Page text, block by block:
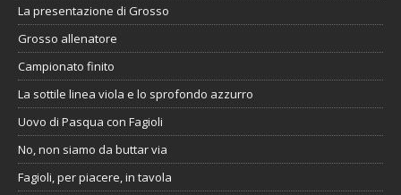
La presentazione di Grosso
Grosso allenatore
Campionato finito
La sottile linea viola e lo sprofondo azzurro
Uovo di Pasqua con Fagioli
No, non siamo da buttar via
Fagioli, per piacere, in tavola